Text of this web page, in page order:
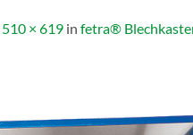
510 × 619 in fetra®